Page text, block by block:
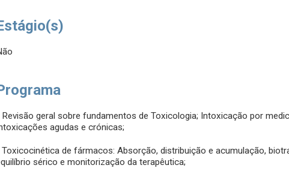
Revisão geral sobre fundamentos de Toxicologia; Intoxicação por
agudas e crónicas;
Toxicocinética de fármacos: Absorção, distribuição e acumulação,
sérico e monitorização da terapêutica;